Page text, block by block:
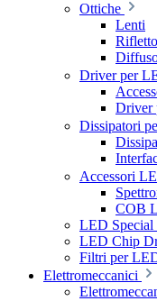
Ottiche
Lenti
Driver per
Driver
Dissipatori
Accessori
COB
LED Special
LED Chip
Filtri per
Elettromeccanici